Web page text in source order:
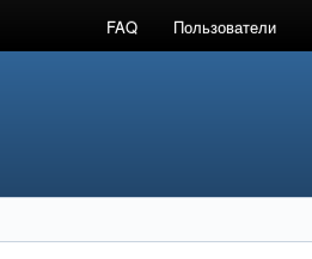
FAQ Пользователи